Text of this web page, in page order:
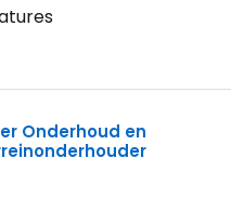
Onderhoud en